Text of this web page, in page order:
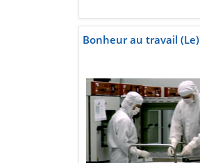
Bonheur au travail (Le)